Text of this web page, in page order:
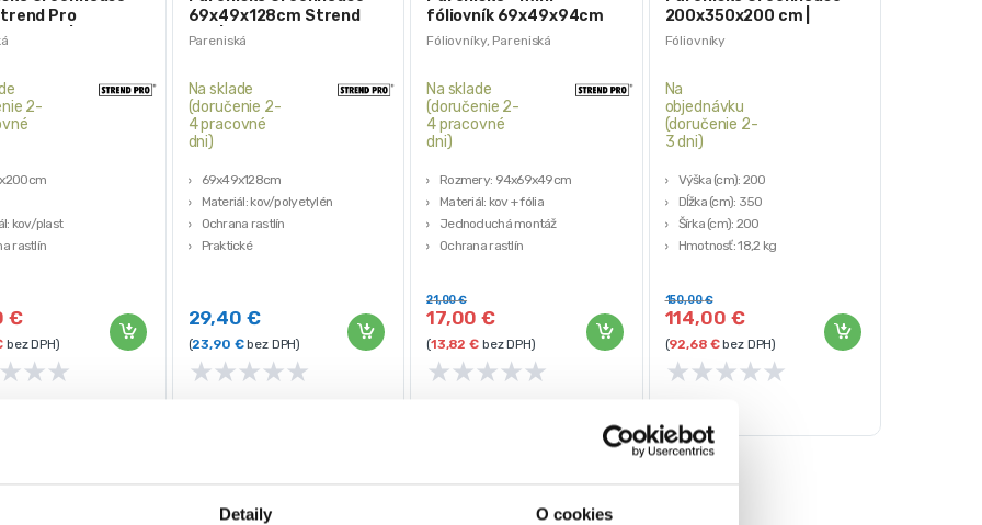
Detaily O cookies
Pro
| X085
2-
kov/plast
rastlín
€
bez DPH)
★★★
Pareniská
69x49x128cm Strend
Pro | X083
Na sklade
(doručenie 2-
4 pracovné
dni)
69x49x128cm
Materiál: kov/polyetylén
Ochrana rastlín
Praktické
29,40 €
(23,90 €bez DPH)
★★★★★
Fóliovníky, Pareniská
fóliovník 69x49x94cm
Greenhouse X082
Na sklade
(doručenie 2-
4 pracovné
dni)
Rozmery: 94x69x49cm
Materiál: kov + fólia
Jednoduchá montáž
Ochrana rastlín
17,00€
21,00€
(13,82€bez DPH)
★★★★★
Fóliovníky
200x350x200 cm |
Strend Pro
Na
objednávku
(doručenie 2-
3 dni)
Výška (cm): 200
Dĺžka (cm): 350
Šírka (cm): 200
Hmotnosť: 18,2 kg
114,00 €
150,00€
(92,68 €bez DPH)
★★★★★